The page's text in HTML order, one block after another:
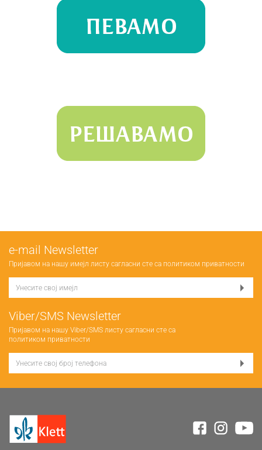
е-mail Newsletter
Пријавом на нашу имејл листу сагласни сте са политиком приватности
Viber/SMS Newsletter
Пријавом на нашу Viber/SMS листу сагласни сте са
политиком приватности